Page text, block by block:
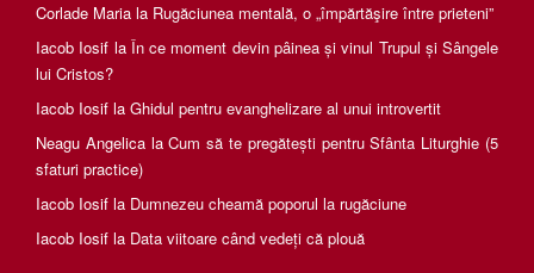
Corlade Maria la Rugăciunea mentală, o „împărtăşire între prieteni”
Iacob Iosif la În ce moment devin pâinea și vinul Trupul și Sângele
lui Cristos?
Iacob Iosif la Ghidul pentru evanghelizare al unui introvertit
Neagu AngelicalaCum să te pregătești pentru Sfânta Liturghie (5
sfaturi practice)
Iacob Iosif la Dumnezeu cheamă poporul la rugăciune
Iacob Iosif la Data viitoare când vedeți că plouă